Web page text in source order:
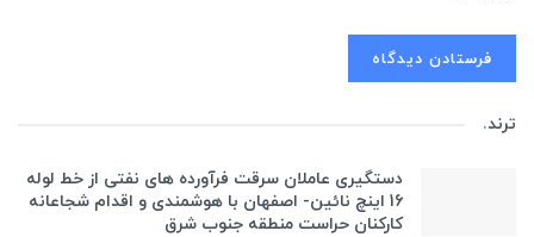
ترند.
دستگیری عاملان سرقت فرآورده های نفتی از خط لوله
16 اینچ نائین- اصفهان با هوشمندی و اقدام شجاعانه
کارکنان حراست منطقه جنوب شرق